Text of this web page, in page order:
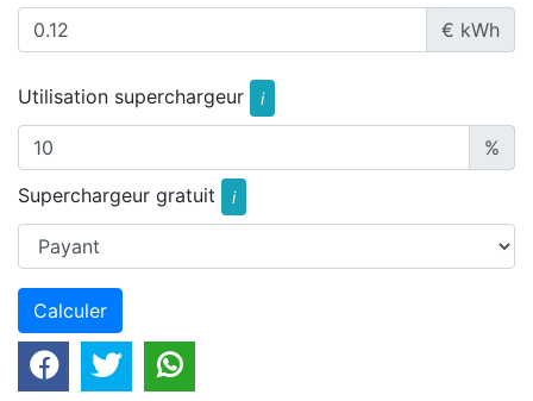
€ kWh
Utilisation superchargeur i
%
Superchargeur gratuit
i